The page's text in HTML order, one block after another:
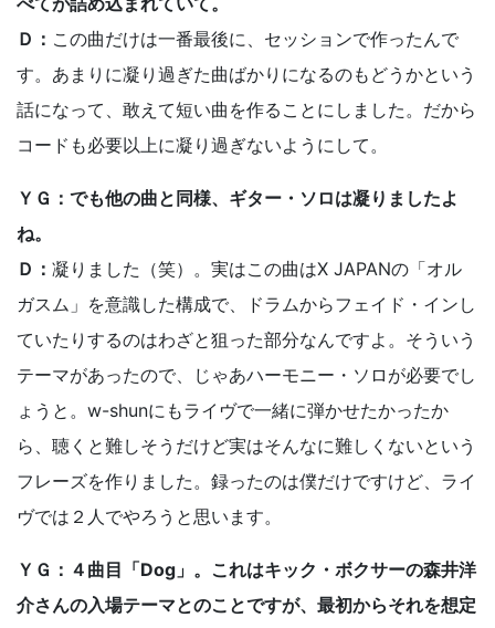
Ｄ： この曲だけは一番最後に、セッションで作ったんで
す。あまりに凝り過ぎた曲ばかりになるのもどうかという
話になって、敢えて短い曲を作ることにしました。だから
コードも必要以上に凝り過ぎないようにして。
ＹＧ：でも他の曲と同様、ギター・ソロは凝りましたよ
ね。
Ｄ： 凝りました（笑）。実はこの曲はX JAPANの「オル
ガスム」を意識した構成で、ドラムからフェイド・インし
ていたりするのはわざと狙った部分なんですよ。そういう
テーマがあったので、じゃあハーモニー・ソロが必要でし
ょうと。w-shunにもライヴで一緒に弾かせたかったか
ら、聴くと難しそうだけど実はそんなに難しくないという
フレーズを作りました。録ったのは僕だけですけど、ライ
ヴでは２人でやろうと思います。
ＹＧ：４曲目「Dog」。これはキック・ボクサーの森井洋
介さんの入場テーマとのことですが、最初からそれを想定